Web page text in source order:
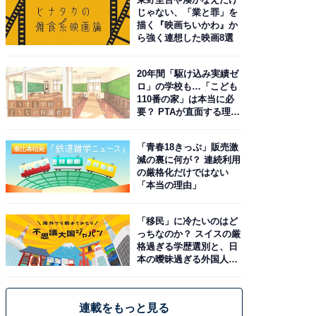
じゃない、「業と罪」を
描く『映画ちいかわ』か
ら強く連想した映画8選
20年間「駆け込み実績ゼ
ロ」の学校も…「こども
110番の家」は本当に必
要？ PTAが直面する理想
「青春18きっぷ」販売激
減の裏に何が？ 連続利用
の厳格化だけではない
「本当の理由」
「移民」に冷たいのはど
っちなのか？ スイスの厳
格過ぎる学歴選別と、日
本の曖昧過ぎる外国人政
連載をもっと見る